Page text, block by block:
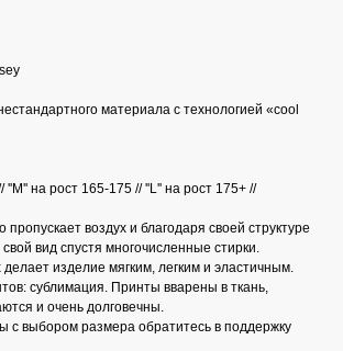
материала с технологией «cool
''M'' на рост 165-175 // ''L'' на рост 175+ //
воздух и благодаря своей структуре
вид спустя многочисленные стирки.
изделие мягким, легким и эластичным.
сублимация. Принты вварены в ткань,
и очень долговечны.
с выбором размера обратитесь в поддержку
2024